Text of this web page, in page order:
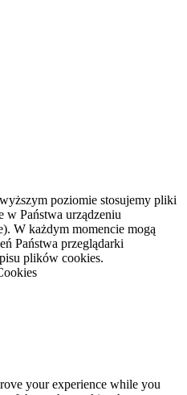
poziomie stosujemy pliki
w Państwa urządzeniu
W każdym momencie mogą
Państwa przeglądarki
plików cookies.
your experience while you